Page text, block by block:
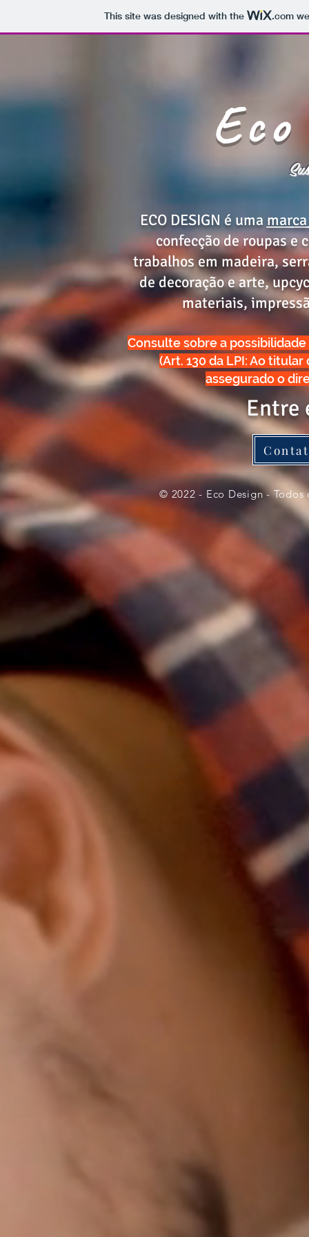
This site was designed with the .com
ECO DESIGN é uma
confecção de roupas e
trabalhos em madeira,
de decoração e arte,
materiais,
Consulte sobre a
(Art. 130 da LPI: Ao
assegurado o
Entre
© 2022 - Eco Design - Todos